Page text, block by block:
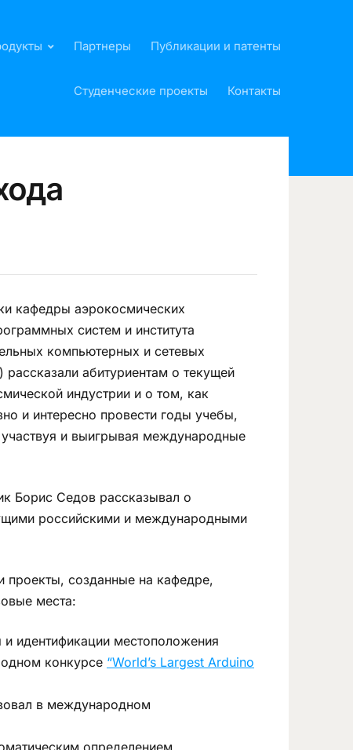
Партнеры Публикации и патенты
Студенческие проекты Контакты
кафедры аэрокосмических
систем и института
компьютерных и сетевых
рассказали абитуриентам о текущей
индустрии и о том, как
и интересно провести годы учебы,
и выигрывая международные
Борис Седов рассказывал о
российскими и международными
созданные на кафедре,
места:
идентификации местоположения
конкурсе “World’s Largest Arduino
в международном
определением